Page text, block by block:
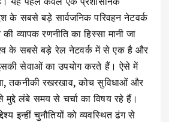
के सबसे बड़े सार्वजनिक परिवहन नेटवर्क
व्यापक रणनीति का हिस्सा मानी जा
के सबसे बड़े रेल नेटवर्क में से एक है और
इसकी सेवाओं का उपयोग करते हैं। ऐसे में
तकनीकी रखरखाव, कोच सुविधाओं और
मुद्दे लंबे समय से चर्चा का विषय रहे हैं।
इन्हीं चुनौतियों को व्यवस्थित ढंग से